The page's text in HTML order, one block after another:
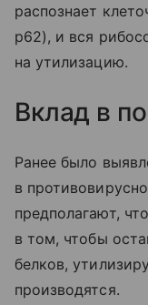
распознает
p62), и вся
на утилизацию.
Вклад в
Ранее было
в
предполагают,
в том, чтобы
белков,
производятся.